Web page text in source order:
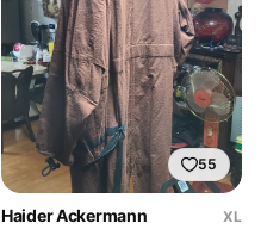
55
Haider Ackermann
XL